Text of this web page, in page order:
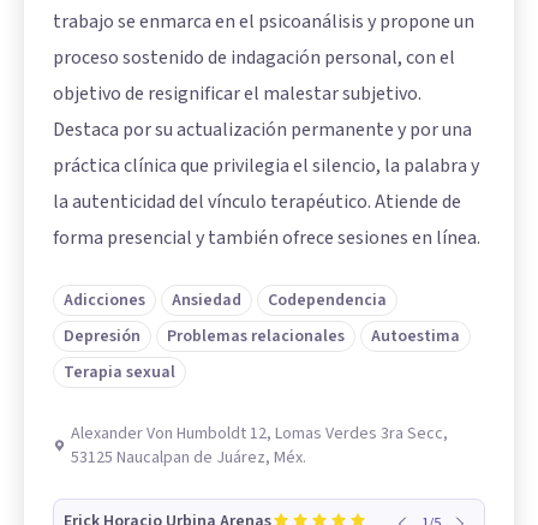
trabajo se enmarca en el psicoanálisis y propone un
proceso sostenido de indagación personal, con el
objetivo de resignificar el malestar subjetivo.
Destaca por su actualización permanente y por una
práctica clínica que privilegia el silencio, la palabra y
la autenticidad del vínculo terapéutico. Atiende de
forma presencial y también ofrece sesiones en línea.
Adicciones Ansiedad
Codependencia
Depresión
Problemas relacionales
Autoestima
Terapia sexual
Alexander Von Humboldt 12, Lomas Verdes 3ra Secc,
53125 Naucalpan de Juárez, Méx.